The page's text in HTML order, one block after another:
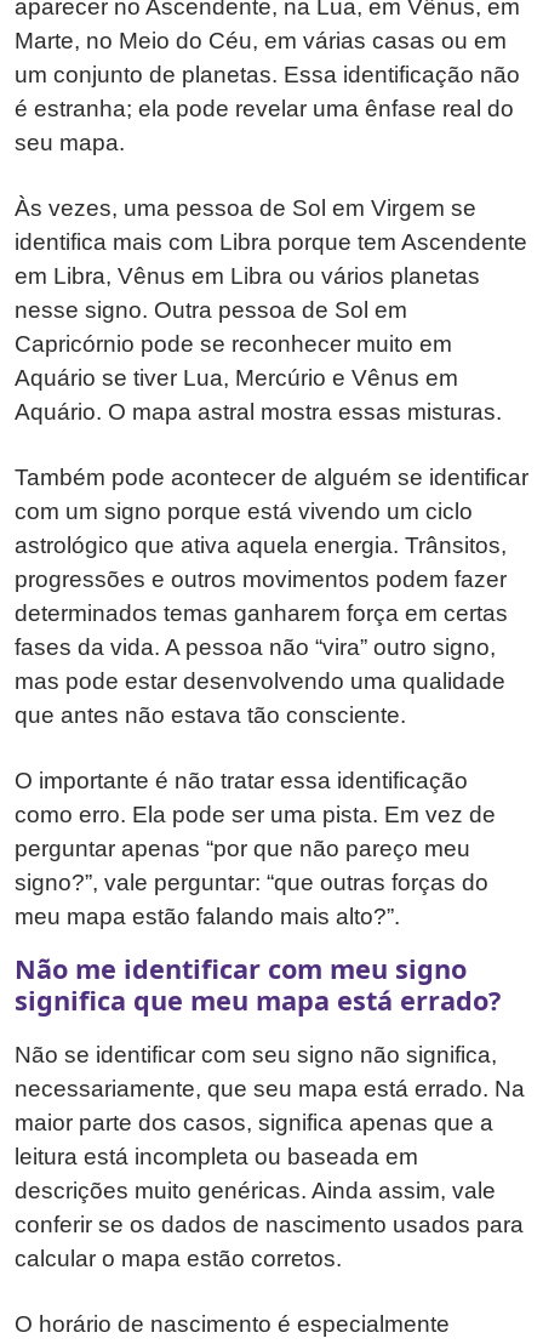
aparecer no Ascendente, na Lua, em Vênus, em
Marte, no Meio do Céu, em várias casas ou em
um conjunto de planetas. Essa identificação não
é estranha; ela pode revelar uma ênfase real do
seu mapa.
Às vezes, uma pessoa de Sol em Virgem se
identifica mais com Libra porque tem Ascendente
em Libra, Vênus em Libra ou vários planetas
nesse signo. Outra pessoa de Sol em
Capricórnio pode se reconhecer muito em
Aquário se tiver Lua, Mercúrio e Vênus em
Aquário. O mapa astral mostra essas misturas.
Também pode acontecer de alguém se identificar
com um signo porque está vivendo um ciclo
astrológico que ativa aquela energia. Trânsitos,
progressões e outros movimentos podem fazer
determinados temas ganharem força em certas
fases da vida. A pessoa não “vira” outro signo,
mas pode estar desenvolvendo uma qualidade
que antes não estava tão consciente.
O importante é não tratar essa identificação
como erro. Ela pode ser uma pista. Em vez de
perguntar apenas “por que não pareço meu
signo?”, vale perguntar: “que outras forças do
meu mapa estão falando mais alto?”.
Não me identificar com meu signo
significa que meu mapa está errado?
Não se identificar com seu signo não significa,
necessariamente, que seu mapa está errado. Na
maior parte dos casos, significa apenas que a
leitura está incompleta ou baseada em
descrições muito genéricas. Ainda assim, vale
conferir se os dados de nascimento usados para
calcular o mapa estão corretos.
O horário de nascimento é especialmente